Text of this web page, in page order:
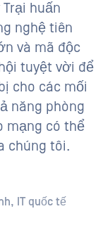
Trại huấn
nghệ tiên
và mã độc
tuyệt vời để
cho các mối
năng phòng
mạng có thể
chúng tôi.
IT quốc tế